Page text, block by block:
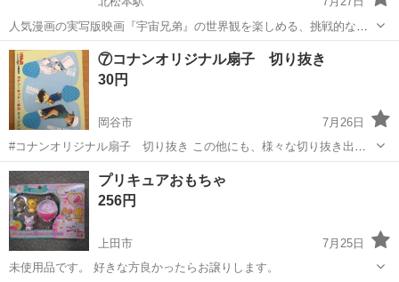
人気漫画の実写版映画『宇宙兄弟』の世界観を楽しめる、挑戦的なホ
ワイトパズルです。 絵柄のない真っ白なピースで構成されており、視
覚的なヒントが一切ないため、集中力と忍耐力が試される高難易度！
完成後には、宇宙をテーマにした...
長野 松本市 北松本駅 パズル 宇宙兄弟
⑦コナンオリジナル扇子 切り抜き
30円
岡谷市
7月26日
#コナンオリジナル扇子 切り抜き この他にも、様々な切り抜き出品
しております。 おまとめ値引きも承りますので、お気軽にお声掛けく
ださい。
長野 岡谷市 パズル 切り抜き
プリキュアおもちゃ
256円
上田市
7月25日
未使用品です。 好きな方良かったらお譲りします。